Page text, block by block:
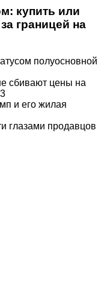
купить или
границей на
полуосновной
сбивают цены на
и его жилая
глазами продавцов